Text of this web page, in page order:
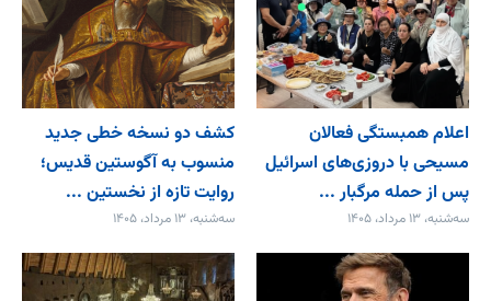
اعلام همبستگی فعالان
مسیحی با دروزی‌های اسرائیل
پس از حمله مرگبار ...
سه‌شنبه، ۱۳ مرداد، ۱۴۰۵
کشف دو نسخه خطی جدید
منسوب به آگوستین قدیس؛
روایت تازه از نخستین ...
سه‌شنبه، ۱۳ مرداد، ۱۴۰۵